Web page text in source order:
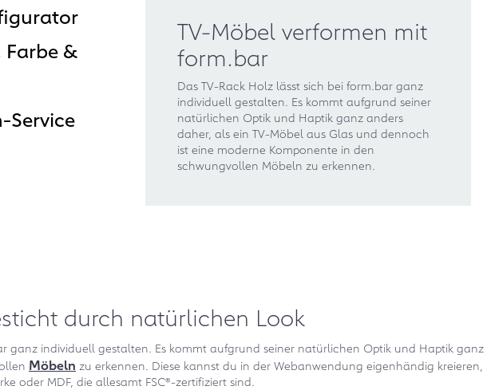
&
Service
TV-Möbel verformen mit
form.bar
Das TV-Rack Holz lässt sich bei form.bar ganz
individuell gestalten. Es kommt aufgrund seiner
natürlichen Optik und Haptik ganz anders
daher, als ein TV-Möbel aus Glas und dennoch
ist eine moderne Komponente in den
schwungvollen Möbeln zu erkennen.
durch natürlichen Look
ganz individuell gestalten. Es kommt aufgrund seiner natürlichen Optik und Haptik
Möbeln zu erkennen. Diese kannst du in der Webanwendung eigenhändig
oder MDF, die allesamt FSC®-zertifiziert sind.